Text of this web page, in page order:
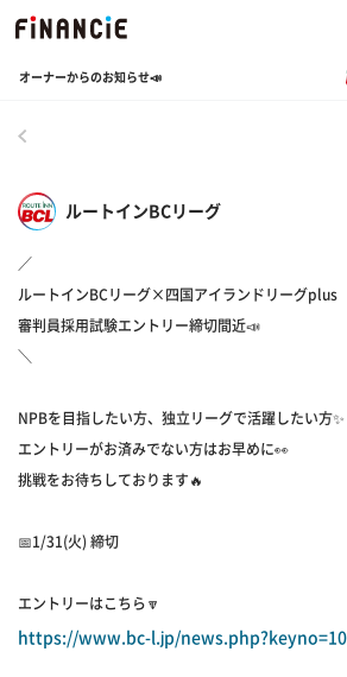
オーナーからのお知らせ📣
ルートインBCリーグ
／
ルートインBCリーグ×四国アイランドリーグplus
審判員採用試験エントリー締切間近📣
＼
NPBを目指したい方、独立リーグで活躍したい方✨
エントリーがお済みでない方はお早めに👀
挑戦をお待ちしております🔥
📅1/31(火) 締切
エントリーはこちら🔽
https://www.bc-l.jp/